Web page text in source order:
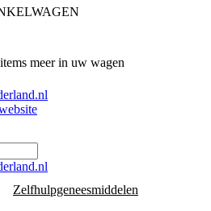
meer in uw wagen
Zelfhulpgeneesmiddelen